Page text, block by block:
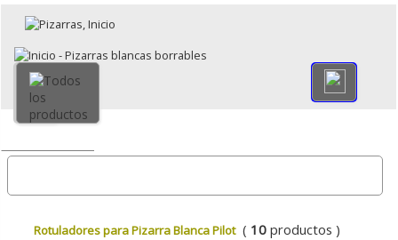
Volver
Rotuladores para Pizarra Blanca Pilot ( 10 productos )